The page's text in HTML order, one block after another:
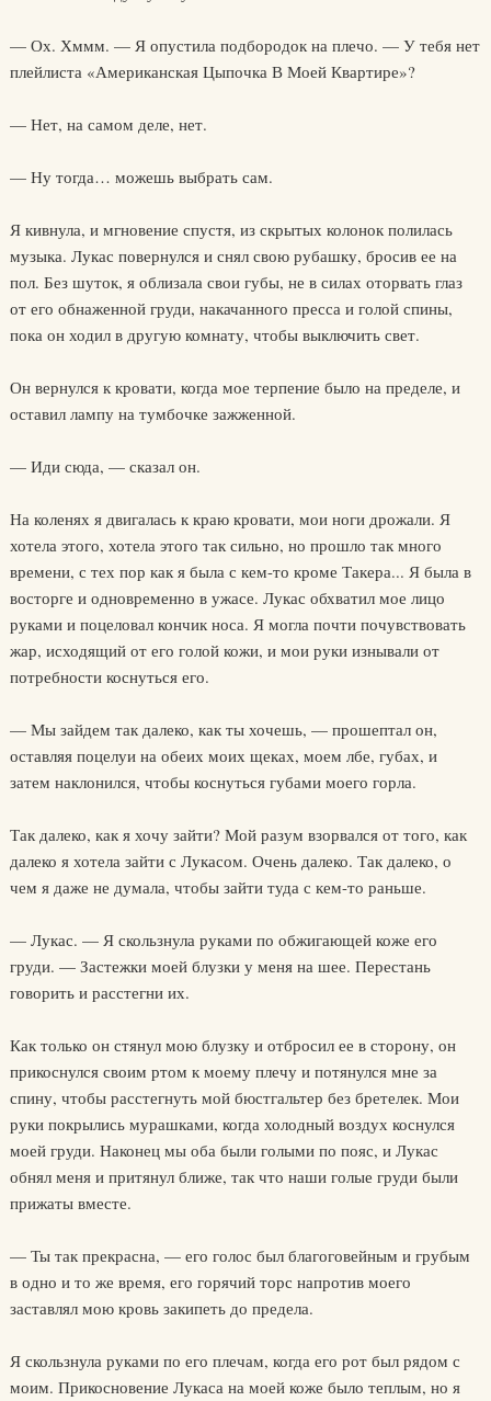
— Ох. Хммм. — Я опустила подбородок на плечо. — У тебя нет
плейлиста «Американская Цыпочка В Моей Квартире»?
— Нет, на самом деле, нет.
— Ну тогда… можешь выбрать сам.
Я кивнула, и мгновение спустя, из скрытых колонок полилась
музыка. Лукас повернулся и снял свою рубашку, бросив ее на
пол. Без шуток, я облизала свои губы, не в силах оторвать глаз
от его обнаженной груди, накачанного пресса и голой спины,
пока он ходил в другую комнату, чтобы выключить свет.
Он вернулся к кровати, когда мое терпение было на пределе, и
оставил лампу на тумбочке зажженной.
— Иди сюда, — сказал он.
На коленях я двигалась к краю кровати, мои ноги дрожали. Я
хотела этого, хотела этого так сильно, но прошло так много
времени, с тех пор как я была с кем-то кроме Такера... Я была в
восторге и одновременно в ужасе. Лукас обхватил мое лицо
руками и поцеловал кончик носа. Я могла почти почувствовать
жар, исходящий от его голой кожи, и мои руки изнывали от
потребности коснуться его.
— Мы зайдем так далеко, как ты хочешь, — прошептал он,
оставляя поцелуи на обеих моих щеках, моем лбе, губах, и
затем наклонился, чтобы коснуться губами моего горла.
Так далеко, как я хочу зайти? Мой разум взорвался от того, как
далеко я хотела зайти с Лукасом. Очень далеко. Так далеко, о
чем я даже не думала, чтобы зайти туда с кем-то раньше.
— Лукас. — Я скользнула руками по обжигающей коже его
груди. — Застежки моей блузки у меня на шее. Перестань
говорить и расстегни их.
Как только он стянул мою блузку и отбросил ее в сторону, он
прикоснулся своим ртом к моему плечу и потянулся мне за
спину, чтобы расстегнуть мой бюстгальтер без бретелек. Мои
руки покрылись мурашками, когда холодный воздух коснулся
моей груди. Наконец мы оба были голыми по пояс, и Лукас
обнял меня и притянул ближе, так что наши голые груди были
прижаты вместе.
— Ты так прекрасна, — его голос был благоговейным и грубым
в одно и то же время, его горячий торс напротив моего
заставлял мою кровь закипеть до предела.
Я скользнула руками по его плечам, когда его рот был рядом с
моим. Прикосновение Лукаса на моей коже было теплым, но я